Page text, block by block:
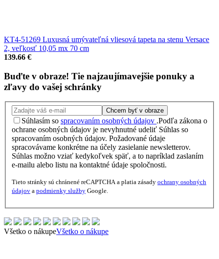
KT4-51269 Luxusná umývateľná vliesová tapeta na stenu Versace
2, veľkosť 10,05 mx 70 cm
139.66 €
Buďte v obraze! Tie najzaujímavejšie ponuky a
zľavy do vašej schránky
Chcem byť v obraze
Súhlasím so spracovaním osobných údajov .Podľa zákona o
ochrane osobných údajov je nevyhnutné udeliť Súhlas so
spracovaním osobných údajov. Požadované údaje
spracovávame konkrétne na účely zasielanie newsletterov.
Súhlas možno vziať kedykoľvek späť, a to napríklad zaslaním
e-mailu alebo listu na kontaktné údaje spoločnosti.
Tieto stránky sú chránené reCAPTCHA a platia zásady ochrany osobných
údajov a podmienky služby Google.
Všetko o nákupeVšetko o nákupe